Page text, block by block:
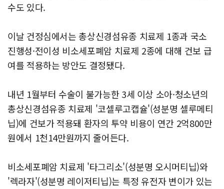
수도 있다.
이날 건정심에서는 총상신경섬유종 치료제 1종과 국소
진행성·전이성 비소세포폐암 치료제 2종에 대해 건보 급
여를 적용하는 방안도 결정됐다.
내년 1월부터 수술이 불가능한 3세 이상 소아·청소년의
총상신경섬유종 치료제 '코셀루고캡슐'(성분명 셀루메티
닙)에 건보가 적용돼 환자의 투약 비용이 연간 2억800만
원에서 1천14만원까지 줄어든다.
비소세포폐암 치료제 '타그리소'(성분명 오시머티닙)와
'렉라자'(성분명 레이저티닙)는 특정 유전자 변이가 있는